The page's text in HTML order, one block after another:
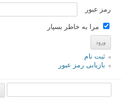
رمز عبور
مرا به خاطر بسپار
ثبت نام
بازیابی رمز عبور